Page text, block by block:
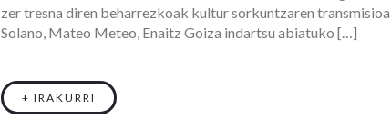
zer tresna diren beharrezkoak kultur sorkuntzaren
Solano, Mateo Meteo, Enaitz Goiza indartsu abiatuko […]
+ IRAKURRI